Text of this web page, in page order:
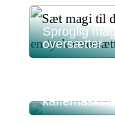
Sproglig
oversætter